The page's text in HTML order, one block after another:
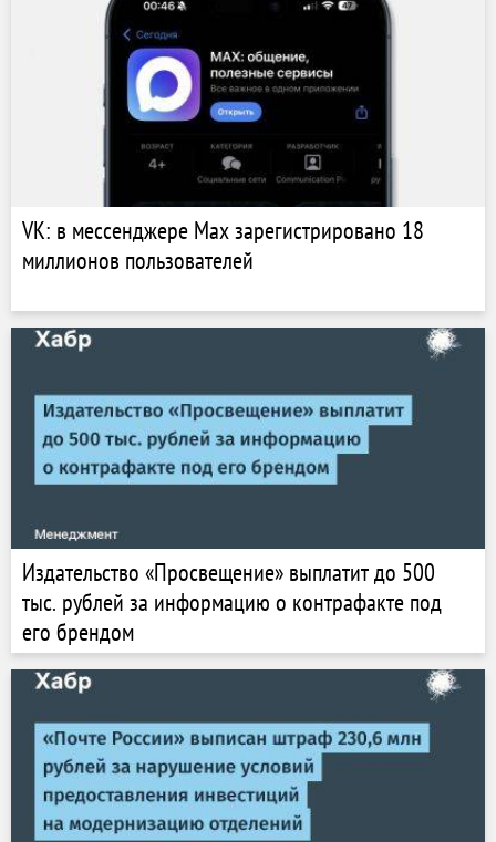
VK: в мессенджере Max зарегистрировано 18
миллионов пользователей
Издательство «Просвещение» выплатит до 500
тыс. рублей за информацию о контрафакте под
его брендом